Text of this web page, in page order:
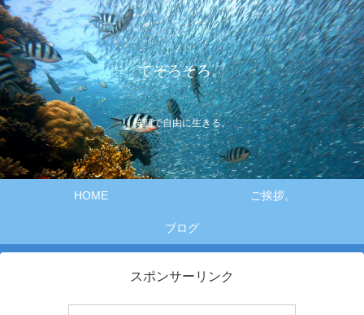
てそろそろ。
笑顔で自由に生きる。
HOME ご挨拶。
ブログ
スポンサーリンク